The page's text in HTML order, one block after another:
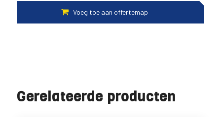
Gerelateerde producten